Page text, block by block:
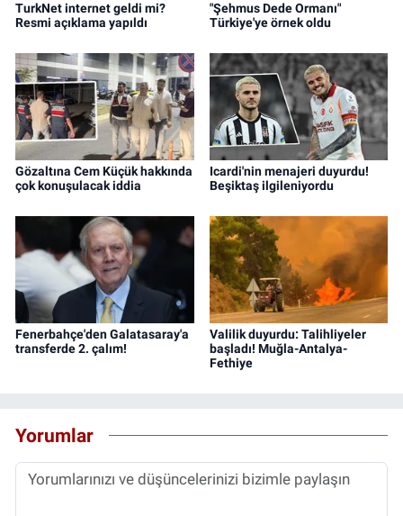
TurkNet internet geldi mi?
Resmi açıklama yapıldı
"Şehmus Dede Ormanı"
Türkiye'ye örnek oldu
Gözaltına Cem Küçük hakkında
çok konuşulacak iddia
Icardi'nin menajeri duyurdu!
Beşiktaş ilgileniyordu
Fenerbahçe'den Galatasaray'a
transferde 2. çalım!
Valilik duyurdu: Talihliyeler
başladı! Muğla-Antalya-
Fethiye
Yorumlar